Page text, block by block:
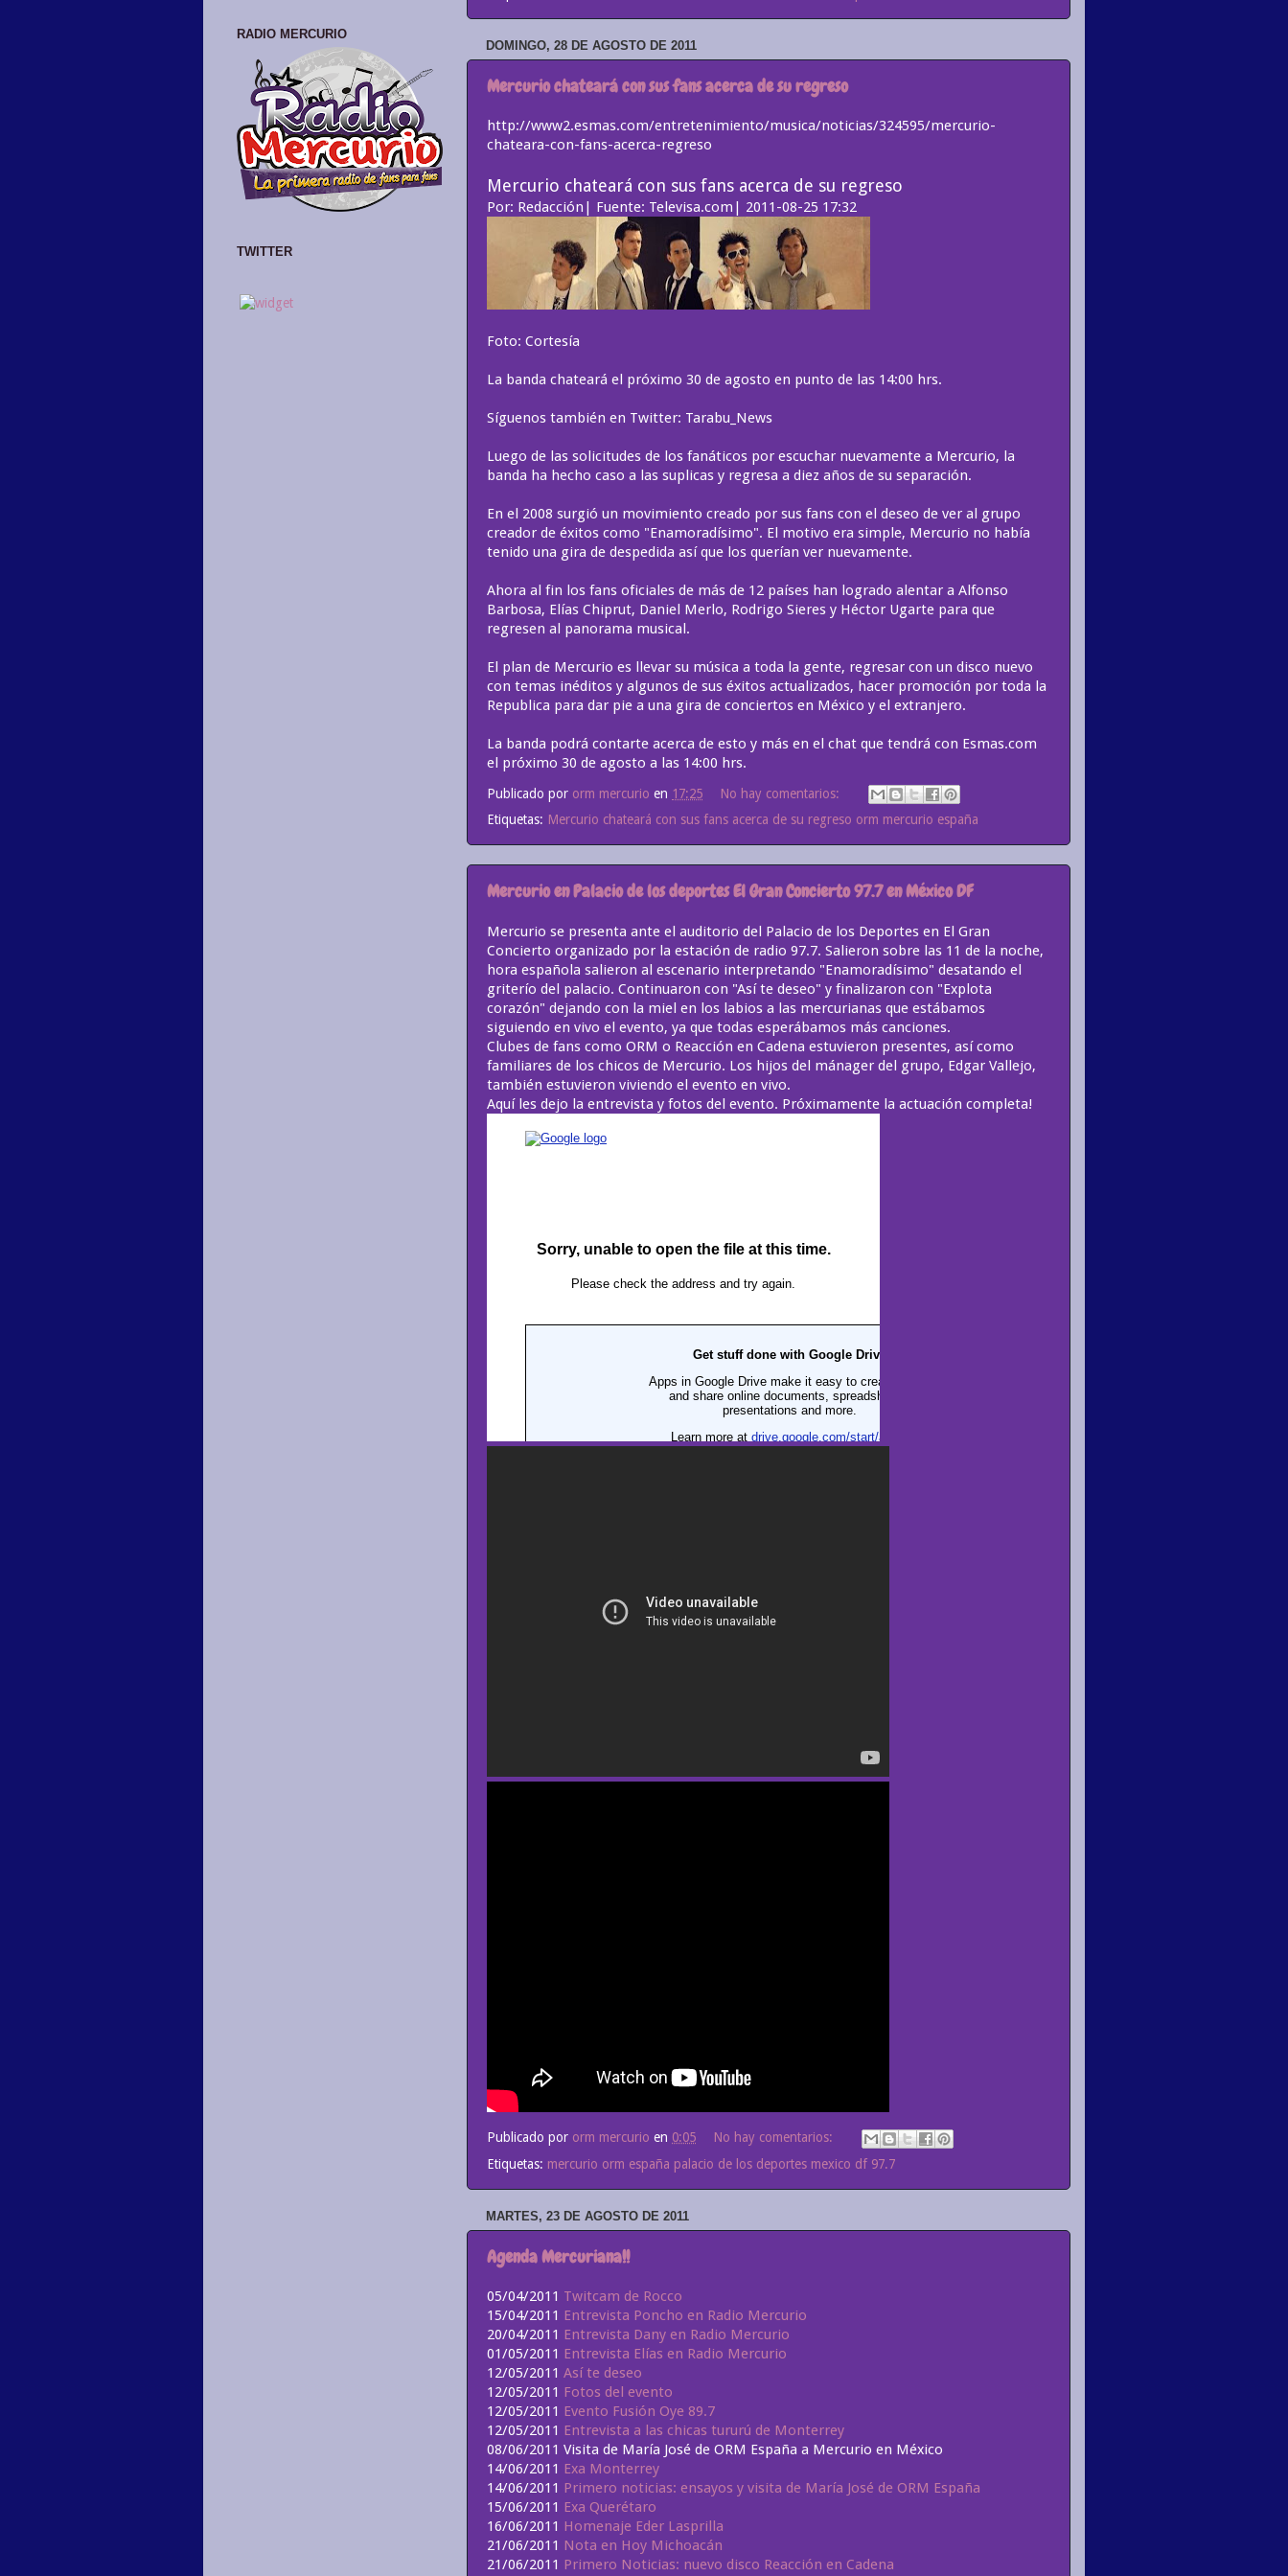
DOMINGO, 28 DE AGOSTO DE 2011
Mercurio chateará con sus fans acerca de su regreso
http://www2.esmas.com/entretenimiento/musica/noticias/324595/mercurio-
chateara-con-fans-acerca-regreso
Mercurio chateará con sus fans acerca de su regreso
Por: Redacción| Fuente: Televisa.com| 2011-08-25 17:32
Foto: Cortesía
La banda chateará el próximo 30 de agosto en punto de las 14:00 hrs.
Síguenos también en Twitter: Tarabu_News
Luego de las solicitudes de los fanáticos por escuchar nuevamente a Mercurio, la
banda ha hecho caso a las suplicas y regresa a diez años de su separación.
En el 2008 surgió un movimiento creado por sus fans con el deseo de ver al grupo
creador de éxitos como "Enamoradísimo". El motivo era simple, Mercurio no había
tenido una gira de despedida así que los querían ver nuevamente.
Ahora al fin los fans oficiales de más de 12 países han logrado alentar a Alfonso
Barbosa, Elías Chiprut, Daniel Merlo, Rodrigo Sieres y Héctor Ugarte para que
regresen al panorama musical.
El plan de Mercurio es llevar su música a toda la gente, regresar con un disco nuevo
con temas inéditos y algunos de sus éxitos actualizados, hacer promoción por toda la
Republica para dar pie a una gira de conciertos en México y el extranjero.
La banda podrá contarte acerca de esto y más en el chat que tendrá con Esmas.com
el próximo 30 de agosto a las 14:00 hrs.
Publicado por orm mercurio en 17:25
No hay comentarios:
Etiquetas: Mercurio chateará con sus fans acerca de su regreso orm mercurio españa
Mercurio en Palacio de los deportes El Gran Concierto 97.7 en México DF
Mercurio se presenta ante el auditorio del Palacio de los Deportes en El Gran
Concierto organizado por la estación de radio 97.7. Salieron sobre las 11 de la noche,
hora española salieron al escenario interpretando "Enamoradísimo" desatando el
griterío del palacio. Continuaron con "Así te deseo" y finalizaron con "Explota
corazón" dejando con la miel en los labios a las mercurianas que estábamos
siguiendo en vivo el evento, ya que todas esperábamos más canciones.
Clubes de fans como ORM o Reacción en Cadena estuvieron presentes, así como
familiares de los chicos de Mercurio. Los hijos del mánager del grupo, Edgar Vallejo,
también estuvieron viviendo el evento en vivo.
Aquí les dejo la entrevista y fotos del evento. Próximamente la actuación completa!
Publicado por orm mercurio en 0:05
No hay comentarios:
Etiquetas: mercurio orm españa palacio de los deportes mexico df 97.7
MARTES, 23 DE AGOSTO DE 2011
Agenda Mercuriana!!
05/04/2011 Twitcam de Rocco
15/04/2011 Entrevista Poncho en Radio Mercurio
20/04/2011 Entrevista Dany en Radio Mercurio
01/05/2011 Entrevista Elías en Radio Mercurio
12/05/2011 Así te deseo
12/05/2011 Fotos del evento
12/05/2011 Evento Fusión Oye 89.7
12/05/2011 Entrevista a las chicas tururú de Monterrey
08/06/2011 Visita de María José de ORM España a Mercurio en México
14/06/2011 Exa Monterrey
14/06/2011 Primero noticias: ensayos y visita de María José de ORM España
15/06/2011 Exa Querétaro
16/06/2011 Homenaje Eder Lasprilla
21/06/2011 Nota en Hoy Michoacán
21/06/2011 Primero Noticias: nuevo disco Reacción en Cadena
RADIO MERCURIO
TWITTER